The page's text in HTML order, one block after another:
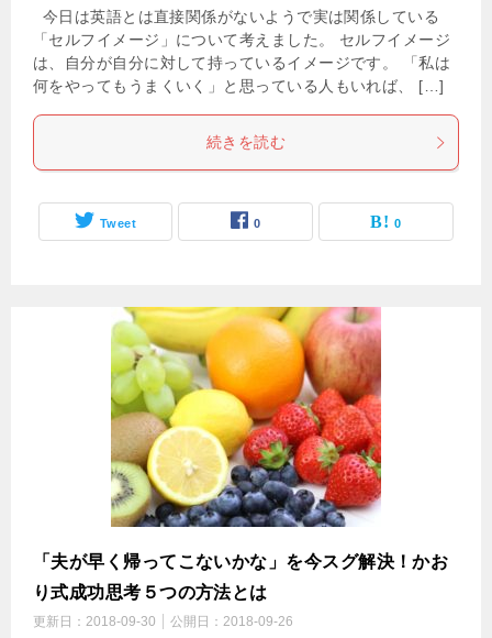
今日は英語とは直接関係がないようで実は関係している
「セルフイメージ」について考えました。 セルフイメージ
は、自分が自分に対して持っているイメージです。 「私は
何をやってもうまくいく」と思っている人もいれば、 […]
続きを読む
Tweet 0 0
「夫が早く帰ってこないかな」を今スグ解決！かお
り式成功思考５つの方法とは
更新日： 2018-09-30 公開日： 2018-09-26